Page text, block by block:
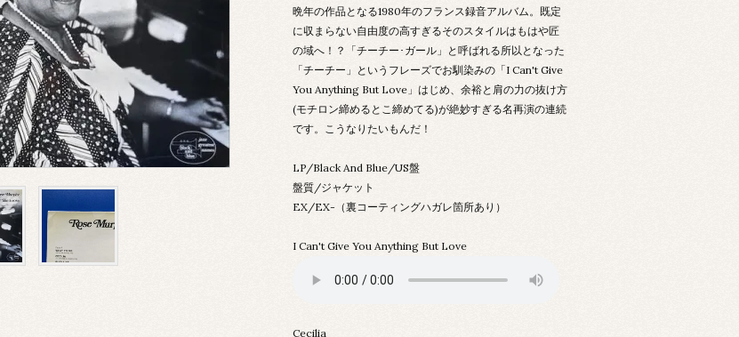
晩年の作品となる1980年のフランス録音アルバム。既定
に収まらない自由度の高すぎるそのスタイルはもはや匠
の域へ！？「チーチー･ガール」と呼ばれる所以となった
「チーチー」というフレーズでお馴染みの「I Can't Give
You Anything But Love」はじめ、余裕と肩の力の抜け方
(モチロン締めるとこ締めてる)が絶妙すぎる名再演の連続
です。こうなりたいもんだ！
LP/Black And Blue/US盤
盤質/ジャケット
EX/EX-（裏コーティングハガレ箇所あり）
I Can't Give You Anything But Love
Cecilia